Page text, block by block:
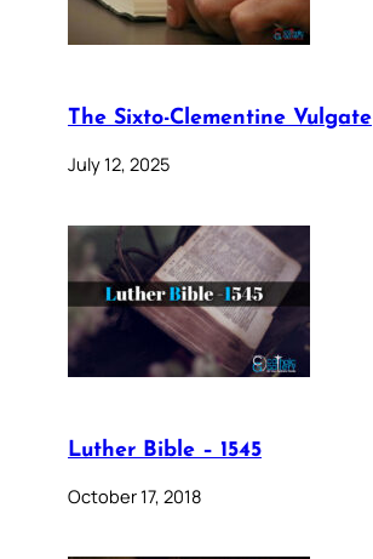
The Sixto-Clementine Vulgate
July 12, 2025
Luther Bible – 1545
October 17, 2018